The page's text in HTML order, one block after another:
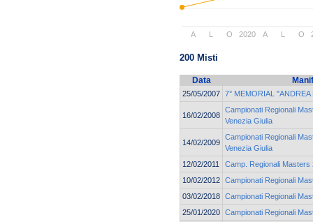
2020
A L O A L O
200 Misti
Data
25/05/2007 7° MEMORIAL
16/02/2008
Campionati Regionali
Venezia Giulia
14/02/2009
Campionati Regionali
Venezia Giulia
12/02/2011
Camp. Regionali Masters
10/02/2012 Campionati Regionali
03/02/2018 Campionati Regionali
25/01/2020 Campionati Regionali